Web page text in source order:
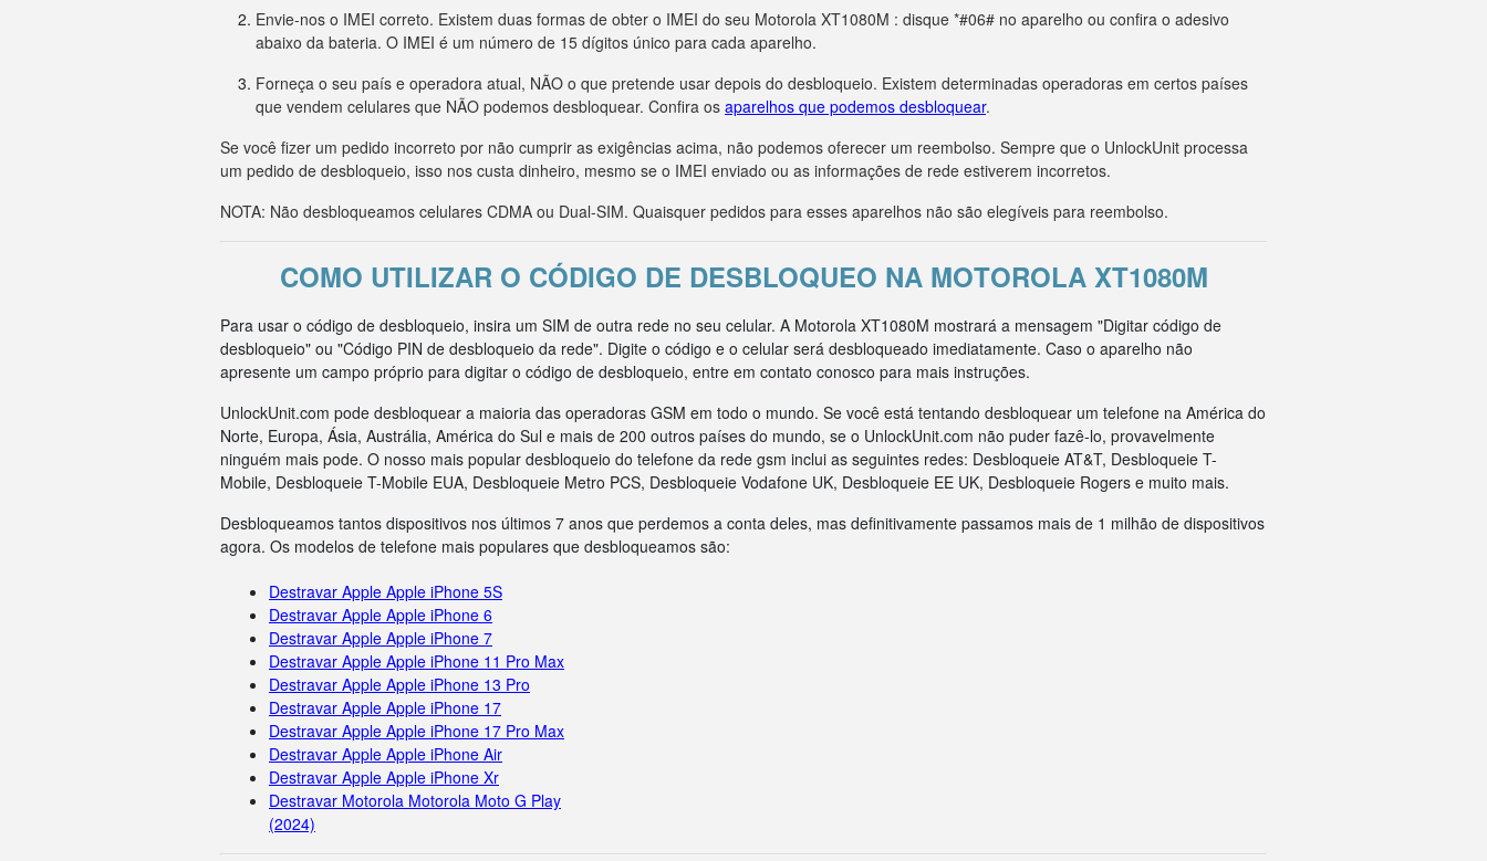
Envie-nos o IMEI correto. Existem duas formas de obter o IMEI do seu Motorola XT1080M : disque *#06# no aparelho ou confira o adesivo
abaixo da bateria. O IMEI é um número de 15 dígitos único para cada aparelho.
Forneça o seu país e operadora atual, NÃO o que pretende usar depois do desbloqueio. Existem determinadas operadoras em certos países
que vendem celulares que NÃO podemos desbloquear. Confira os aparelhos que podemos desbloquear.
Se você fizer um pedido incorreto por não cumprir as exigências acima, não podemos oferecer um reembolso. Sempre que o UnlockUnit processa
um pedido de desbloqueio, isso nos custa dinheiro, mesmo se o IMEI enviado ou as informações de rede estiverem incorretos.
NOTA: Não desbloqueamos celulares CDMA ou Dual-SIM. Quaisquer pedidos para esses aparelhos não são elegíveis para reembolso.
COMO UTILIZAR O CÓDIGO DE DESBLOQUEO NA MOTOROLA XT1080M
Para usar o código de desbloqueio, insira um SIM de outra rede no seu celular. A Motorola XT1080M mostrará a mensagem "Digitar código de
desbloqueio" ou "Código PIN de desbloqueio da rede". Digite o código e o celular será desbloqueado imediatamente. Caso o aparelho não
apresente um campo próprio para digitar o código de desbloqueio, entre em contato conosco para mais instruções.
UnlockUnit.com pode desbloquear a maioria das operadoras GSM em todo o mundo. Se você está tentando desbloquear um telefone na América do
Norte, Europa, Ásia, Austrália, América do Sul e mais de 200 outros países do mundo, se o UnlockUnit.com não puder fazê-lo, provavelmente
ninguém mais pode. O nosso mais popular desbloqueio do telefone da rede gsm inclui as seguintes redes: Desbloqueie AT&T, Desbloqueie T-
Mobile, Desbloqueie T-Mobile EUA, Desbloqueie Metro PCS, Desbloqueie Vodafone UK, Desbloqueie EE UK, Desbloqueie Rogers e muito mais.
Desbloqueamos tantos dispositivos nos últimos 7 anos que perdemos a conta deles, mas definitivamente passamos mais de 1 milhão de dispositivos
agora. Os modelos de telefone mais populares que desbloqueamos são:
Destravar Apple Apple iPhone 5S
Destravar Apple Apple iPhone 6
Destravar Apple Apple iPhone 7
Destravar Apple Apple iPhone 11 Pro Max
Destravar Apple Apple iPhone 13 Pro
Destravar Apple Apple iPhone 17
Destravar Apple Apple iPhone 17 Pro Max
Destravar Apple Apple iPhone Air
Destravar Apple Apple iPhone Xr
Destravar Motorola Motorola Moto G Play
(2024)